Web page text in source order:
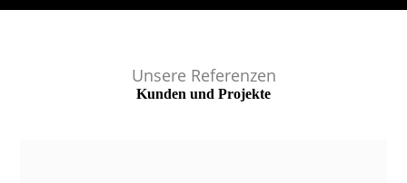
Unsere Referenzen
Kunden und Projekte